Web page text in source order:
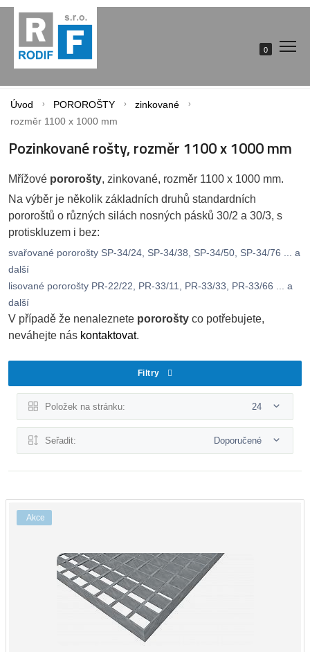
0
Úvod POROROŠTY
zinkované
rozměr 1100 x 1000 mm
Pozinkované rošty, rozměr 1100 x 1000 mm
Mřížové pororošty, zinkované, rozměr 1100 x 1000 mm.
Na výběr je několik základních druhů standardních
pororoštů o různých silách nosných pásků 30/2 a 30/3, s
protiskluzem i bez:
svařované pororošty SP-34/24, SP-34/38, SP-34/50, SP-34/76 ... a
další
lisované pororošty PR-22/22, PR-33/11, PR-33/33, PR-33/66 ... a
další
V případě že nenaleznete pororošty co potřebujete,
neváhejte nás kontaktovat.
Filtry
Položek na stránku: 24
Seřadit: Doporučené
Akce